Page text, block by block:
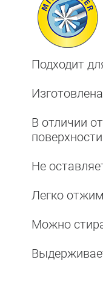
Подходит
В отличии
Не
Легко
Можно